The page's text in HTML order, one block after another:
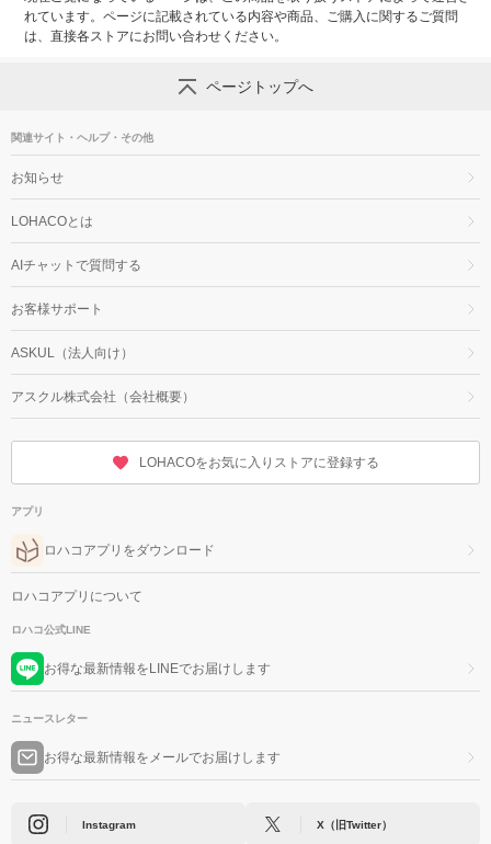
れています。ページに記載されている内容や商品、ご購入に関するご質問
は、直接各ストアにお問い合わせください。
ページトップへ
関連サイト・ヘルプ・その他
お知らせ
LOHACOとは
AIチャットで質問する
お客様サポート
ASKUL（法人向け）
アスクル株式会社（会社概要）
LOHACOをお気に入りストアに登録する
アプリ
ロハコアプリをダウンロード
ロハコアプリについて
ロハコ公式LINE
お得な最新情報をLINEでお届けします
ニュースレター
お得な最新情報をメールでお届けします
Instagram X（旧Twitter）